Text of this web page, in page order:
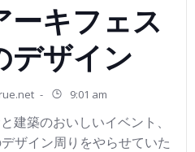
ーキフェス
デザイン
- 9:01 am
建築のおいしいイベント、
ザイン周りをやらせていた